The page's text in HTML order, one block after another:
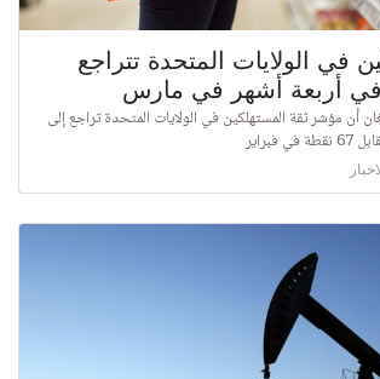
في الولايات المتحدة تتراجع
في أربعة أشهر في مارس
أن مؤشر ثقة المستهلكين في الولايات المتحدة تراجع إلى